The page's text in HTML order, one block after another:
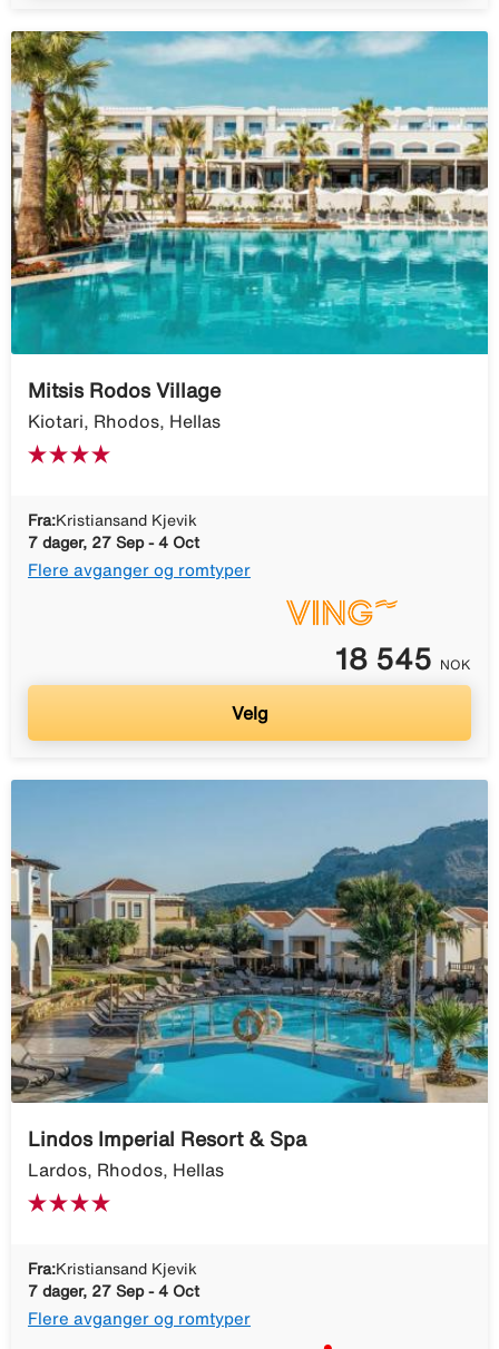
Mitsis Rodos Village
Kiotari, Rhodos, Hellas
Fra:Kristiansand Kjevik
7 dager, 27 Sep - 4 Oct
Flere avganger og romtyper
18 545 NOK
Velg
Lindos Imperial Resort & Spa
Lardos, Rhodos, Hellas
Fra:Kristiansand Kjevik
7 dager, 27 Sep - 4 Oct
Flere avganger og romtyper